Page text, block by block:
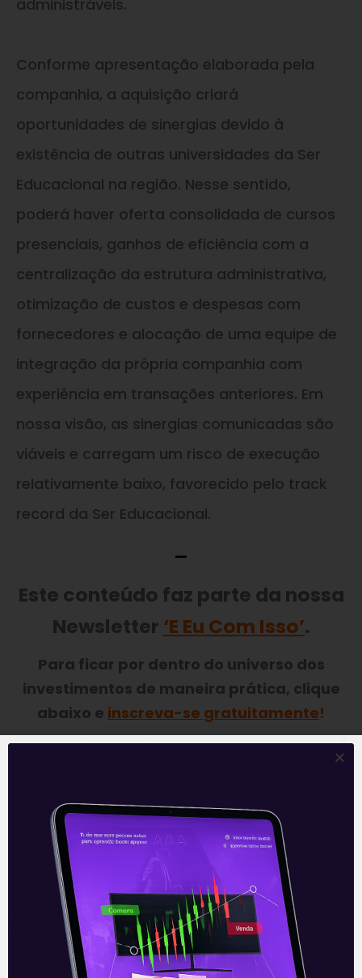
administráveis.
Conforme apresentação elaborada pela
companhia, a aquisição criará
oportunidades de sinergias devido à
existência de outras universidades da Ser
Educacional na região. Nesse sentido,
poderá haver oferta consolidada de cursos
presenciais, ganhos de eficiência com a
centralização da estrutura administrativa,
otimização de custos e despesas com
fornecedores e alocação de uma equipe de
integração da própria companhia com
experiência em transações anteriores. Em
nossa visão, as sinergias comunicadas são
viáveis e carregam um risco de execução
relativamente baixo, favorecido pelo track
record da Ser Educacional.
—
Este conteúdo faz parte da nossa
Newsletter ‘E Eu Com Isso’.
Para ficar por dentro do universo dos
investimentos de maneira prática, clique
abaixo e inscreva-se gratuitamente!
—
Leia mais sobre a empresa:
Aquisição do Ser Educacional